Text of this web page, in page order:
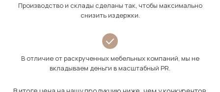
Производство и склады сделаны так, чтобы максимально
снизить издержки.
В отличие от раскрученных мебельных компаний, мы не
вкладываем деньги в масштабный PR.